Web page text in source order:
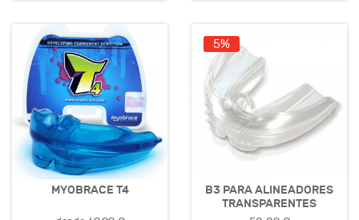
MYOBRACE T4
5%
B3 PARA ALINEADORES
TRANSPARENTES